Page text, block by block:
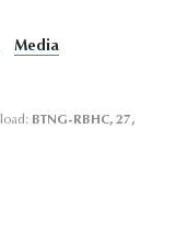
Media
BTNG-RBHC, 27,